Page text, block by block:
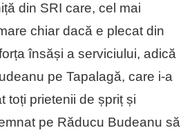
din SRI care, cel mai
chiar dacă e plecat din
însăși a serviciului, adică
pe Tapalagă, care i-a
toți prietenii de șpriț și
pe Răducu Budeanu să